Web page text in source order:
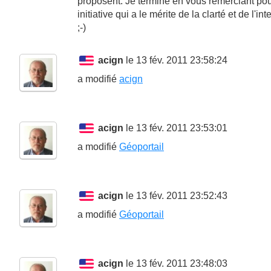
initiative qui a le mérite de la clarté et de
;-)
acign le 13 fév. 2011 23:58:24
a modifié acign
acign le 13 fév. 2011 23:53:01
a modifié Géoportail
acign le 13 fév. 2011 23:52:43
a modifié Géoportail
acign le 13 fév. 2011 23:48:03